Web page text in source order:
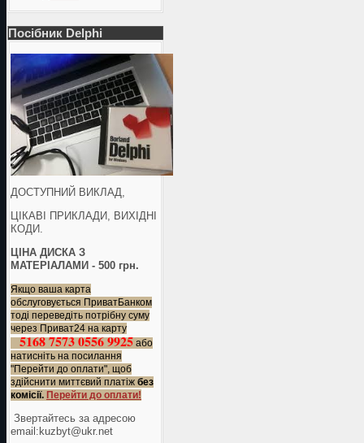
Посібник Delphi
ДОСТУПНИЙ ВИКЛАД,
ЦІКАВІ ПРИКЛАДИ, ВИХІДНІ
КОДИ.
ЦІНА ДИСКА З
МАТЕРІАЛАМИ - 500 грн.
Якщо ваша карта
обслуговується ПриватБанком
тоді переведіть потрібну суму
через Приват24 на карту
5168 7573 0556 9925 або
натисніть на посилання
"Перейти до оплати", щоб
здійснити миттєвий платіж без
комісії. Перейти до оплати!
Звертайтесь за адресою
еmail:kuzbyt@ukr.net